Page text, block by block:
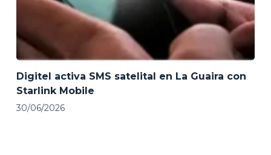
Digitel activa SMS satelital en La Guaira con
Starlink Mobile
30/06/2026